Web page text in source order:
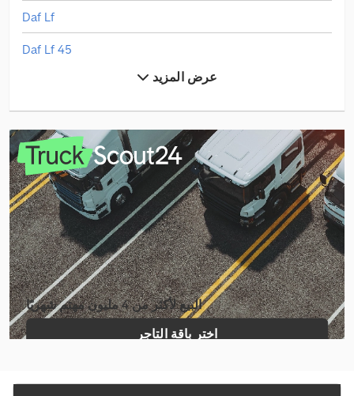
Daf Lf
Daf Lf 45
Linde L 12
Mercedes-Benz Actros
Mercedes-Benz Atego 1200
Mercedes-Benz Sprinter
Mercedes-Benz Sprinter 316
Mercedes-Benz Sprinter 500
Schäffer 2028 Slt
Volvo Fh 13
عرض المزيد
البيع لأكثر من 4 مليون مهتم شهريًا
اختر باقة التاجر